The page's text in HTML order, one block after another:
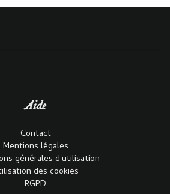
Aide
Contact
Mentions légales
générales d'utilisation
des cookies
RGPD